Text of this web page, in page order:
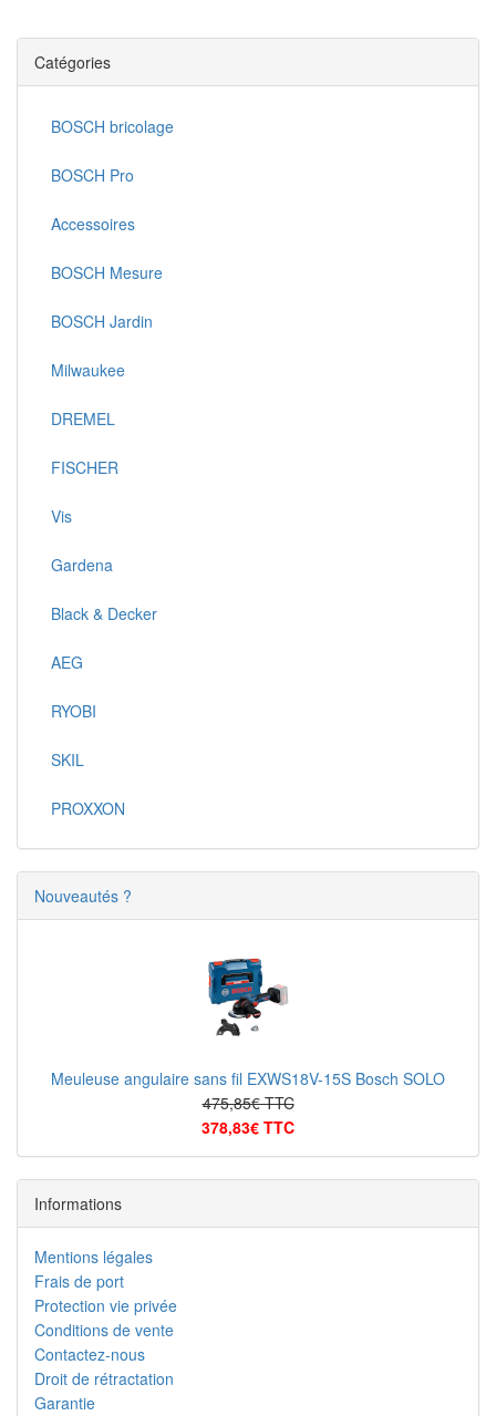
Catégories
BOSCH bricolage
BOSCH Pro
Accessoires
BOSCH Mesure
BOSCH Jardin
Milwaukee
DREMEL
FISCHER
Vis
Gardena
Black & Decker
AEG
RYOBI
SKIL
PROXXON
Nouveautés ?
Meuleuse angulaire sans fil EXWS18V-15S Bosch SOLO
475,85€ TTC
378,83€ TTC
Informations
Mentions légales
Frais de port
Protection vie privée
Conditions de vente
Contactez-nous
Droit de rétractation
Garantie